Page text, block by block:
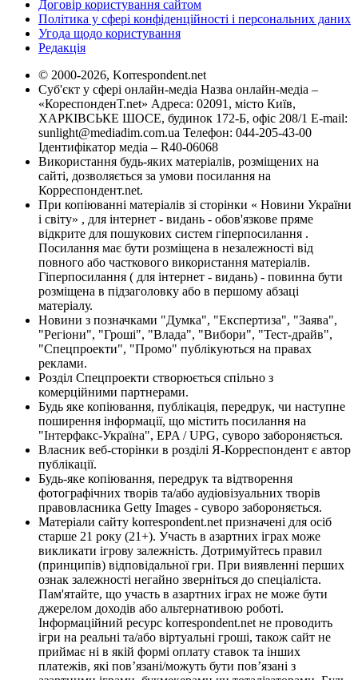
Договір користування сайтом
Політика у сфері конфіденційності і персональних даних
Угода щодо користування
Редакція
© 2000-2026, Korrespondent.net
Суб'єкт у сфері онлайн-медіа Назва онлайн-медіа –
«КореспонденТ.net» Адреса: 02091, місто Київ,
ХАРКІВСЬКЕ ШОСЕ, будинок 172-Б, офіс 208/1 E-mail:
sunlight@mediadim.com.ua Телефон: 044-205-43-00
Ідентифікатор медіа – R40-06068
Використання будь-яких матеріалів, розміщених на
сайті, дозволяється за умови посилання на
Корреспондент.net.
При копіюванні матеріалів зі сторінки « Новини України
і світу» , для інтернет - видань - обов'язкове пряме
відкрите для пошукових систем гіперпосилання .
Посилання має бути розміщена в незалежності від
повного або часткового використання матеріалів.
Гіперпосилання ( для інтернет - видань) - повинна бути
розміщена в підзаголовку або в першому абзаці
матеріалу.
Новини з позначками "Думка", "Експертиза", "Заява",
"Регіони", "Гроші", "Влада", "Вибори", "Тест-драйв",
"Спецпроекти", "Промо" публікуються на правах
реклами.
Розділ Спецпроекти створюється спільно з
комерційними партнерами.
Будь яке копіювання, публікація, передрук, чи наступне
поширення інформації, що містить посилання на
"Інтерфакс-Україна", EPA / UPG, суворо забороняється.
Власник веб-сторінки в розділі Я-Корреспондент є автор
публікації.
Будь-яке копіювання, передрук та відтворення
фотографічних творів та/або аудіовізуальних творів
правовласника Getty Images - суворо забороняється.
Матеріали сайту korrespondent.net призначені для осіб
старше 21 року (21+). Участь в азартних іграх може
викликати ігрову залежність. Дотримуйтесь правил
(принципів) відповідальної гри. При виявленні перших
ознак залежності негайно зверніться до спеціаліста.
Пам'ятайте, що участь в азартних іграх не може бути
джерелом доходів або альтернативою роботі.
Інформаційний ресурс korrespondent.net не проводить
ігри на реальні та/або віртуальні гроші, також сайт не
приймає ні в якій формі оплату ставок та інших
платежів, які пов’язані/можуть бути пов’язані з